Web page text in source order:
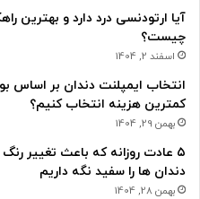
آیا ارتودنسی درد دارد و بهترین
چیست؟
اسفند 2, 1404
انتخاب ایمپلنت دندان بر اساس
کمترین هزینه انتخاب کنیم؟
بهمن 29, 1404
۵ عادت روزانه که باعث تغییر
دندان ها را سفید نگه داریم
بهمن 28, 1404